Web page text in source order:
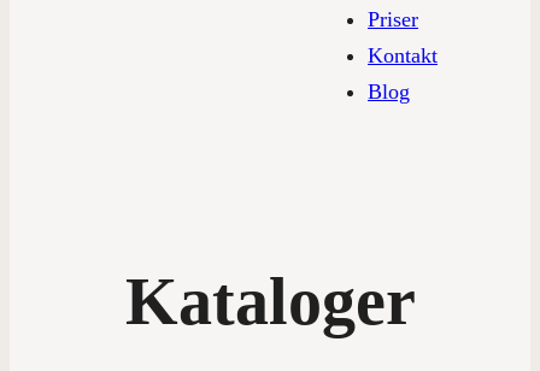
Priser
Kontakt
Blog
Kataloger